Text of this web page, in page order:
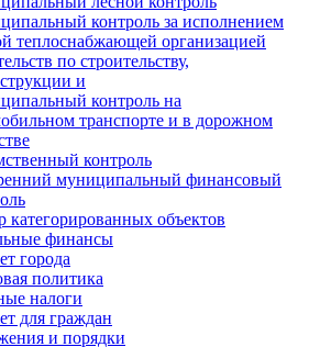
контроль за исполнением
теплоснабжающей организацией
по строительству,
и
контроль на
транспорте и в дорожном
контроль
муниципальный финансовый
категорированных объектов
финансы
города
политика
налоги
для граждан
и порядки